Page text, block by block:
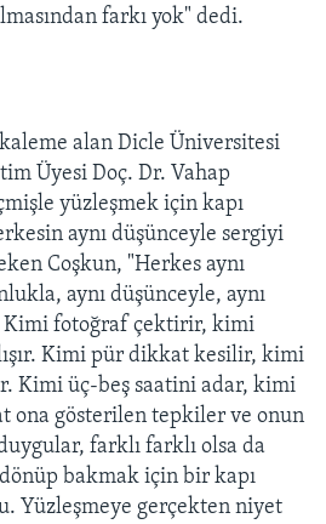
farkı yok" dedi.
alan Dicle Üniversitesi
Üyesi Doç. Dr. Vahap
yüzleşmek için kapı
aynı düşünceyle sergiyi
Coşkun, "Herkes aynı
aynı düşünceyle, aynı
Kimi fotoğraf çektirir, kimi
Kimi pür dikkat kesilir, kimi
Kimi üç-beş saatini adar, kimi
ona gösterilen tepkiler ve onun
farklı farklı olsa da
bakmak için bir kapı
Yüzleşmeye gerçekten niyet